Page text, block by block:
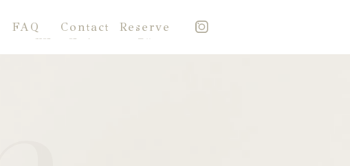
FAQ Contact Reserve